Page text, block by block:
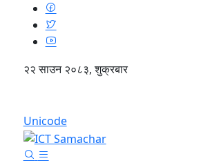
२२ साउन २०८३, शुक्रबार
Unicode